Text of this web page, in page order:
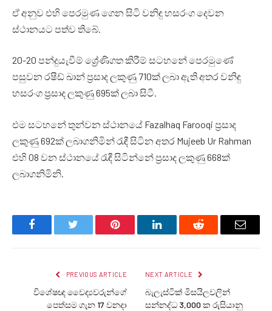
ඒ අනුව එහි පෙරමුණ ගෙන සිටි වනිඳු හසරංග දෙවන
ස්ථානයට පත්ව තිබේ.
20-20 පන්දුයැවීම් ශ්‍රේණිගත කිරීම් සටහනේ පෙරමුණේ
පසුවන රෂීඩ් ඛාන් ප්‍රසාද ලකුණු 710ක් ලබා ඇති අතර වනිඳු
හසරංග ප්‍රසාද ලකුණු 695ක් ලබා සිටී.
එම සටහනේ තුන්වන ස්ථානයේ Fazalhaq Farooqi ප්‍රසාද
ලකුණු 692ක් ලබාගනිමින් රැඳී සිටින අතර Mujeeb Ur Rahman
එහි 08 වන ස්ථානයේ රැඳී සිටින්නේ ප්‍රසාද ලකුණු 668ක්
ලබාගනිමිනි.
FacebookTwitter Pinterest LinkedInReddit Email
PREVIOUS ARTICLE
විශේෂඥ වෛද්‍යවරුන්ගේ
පෙත්සම ගැන 17 වනදා
NEXT ARTICLE
බැලැස්ටික් මිසයිලවලින්
සන්නද්ධ 3,000 ක රුසියානු